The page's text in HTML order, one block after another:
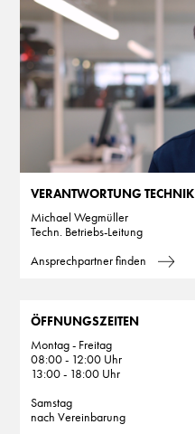
VERANTWORTUNG TECHNIK
Michael Wegmüller
Techn. Betriebs-Leitung
Ansprechpartner finden
ÖFFNUNGSZEITEN
Montag - Freitag
08:00 - 12:00 Uhr
13:00 - 18:00 Uhr
Samstag
nach Vereinbarung